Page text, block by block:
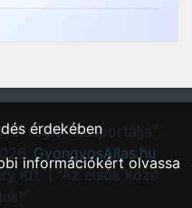
régió állásportálja"
GyongyosAllas.hu
Kft. | "Az elsők közé
érdekében
információkért olvassa